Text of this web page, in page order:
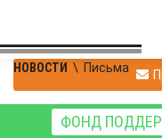
НОВОСТИ \ Письма
ФОНД